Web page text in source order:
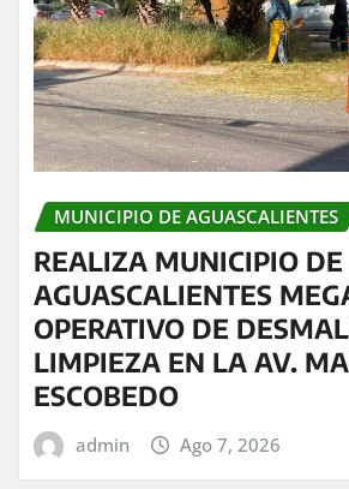
MUNICIPIO DE AGUASCALIENTES
REALIZA MUNICIPIO DE
AGUASCALIENTES
OPERATIVO DE
LIMPIEZA EN LA AV.
ESCOBEDO
admin Ago 7, 2026